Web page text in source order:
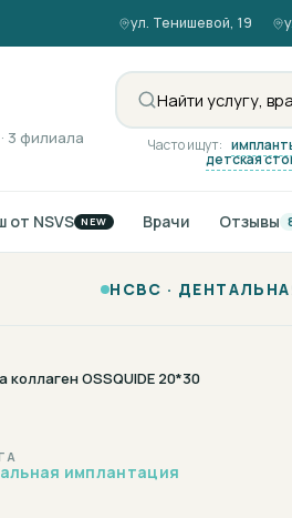
ул. Тенишевой, 19
3 филиала Часто ищут:
детская
от NSVS NEW Врачи Отзывы
НСВС ·
OSSQUIDE 20*30
имплантация